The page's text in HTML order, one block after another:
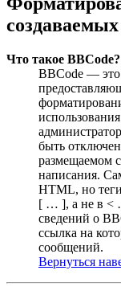
Что такое BBCode?
BBCode — это
быть
размещаемом
написания.
HTML, но
[ … ], а не в <
сведений о
ссылка на
сообщений.
Вернуться